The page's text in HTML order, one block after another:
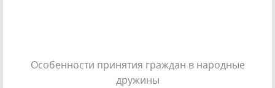
Особенности принятия граждан в народные
дружины